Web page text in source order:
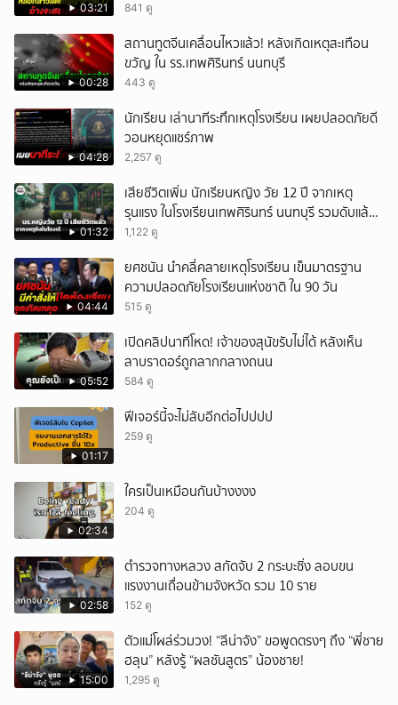
03:21 841 ดู
00:28
สถานทูตจีนเคลื่อนไหวแล้ว! หลังเกิดเหตุสะเทือน
ขวัญ ใน รร.เทพศิรินทร์ นนทบุรี
443 ดู
04:28
นักเรียน เล่านาทีระทึกเหตุโรงเรียน เผยปลอดภัยดี
วอนหยุดแชร์ภาพ
2,257 ดู
01:32
เสียชีวิตเพิ่ม นักเรียนหญิง วัย 12 ปี จากเหตุ
รุนแรง ในโรงเรียนเทพศิรินทร์ นนทบุรี รวมดับแล้ว
9 ราย
1,122 ดู
04:44
ยศชนัน นำคลี่คลายเหตุโรงเรียน เข็นมาตรฐาน
ความปลอดภัยโรงเรียนแห่งชาติ ใน 90 วัน
515 ดู
05:52
เปิดคลิปนาทีโหด! เจ้าของสุนัขรับไม่ได้ หลังเห็น
ลาบราดอร์ถูกลากกลางถนน
584 ดู
01:17
ฟีเจอร์นี้จะไม่ลับอีกต่อไปปปป
259 ดู
02:34
ใครเป็นเหมือนกันบ้างงงง
204 ดู
02:58
ตำรวจทางหลวง สกัดจับ 2 กระบะซิ่ง ลอบขน
แรงงานเถื่อนข้ามจังหวัด รวม 10 ราย
152 ดู
15:00
ตัวแม่โผล่ร่วมวง! “ลีน่าจัง” ขอพูดตรงๆ ถึง “พี่ชาย
ฮลุน” หลังรู้ “ผลชันสูตร” น้องชาย!
1,295 ดู